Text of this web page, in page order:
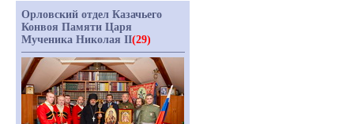
Орловский отдел Казачьего
Конвоя Памяти Царя
Мученика Николая II(29)